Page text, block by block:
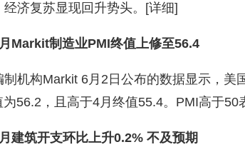
经济复苏显现回升势头。[详细]
Markit制造业PMI终值上修至56.4
制机构Markit 6月2日公布的数据显示，美
为56.2，且高于4月终值55.4。PMI高于50
建筑开支环比上升0.2% 不及预期